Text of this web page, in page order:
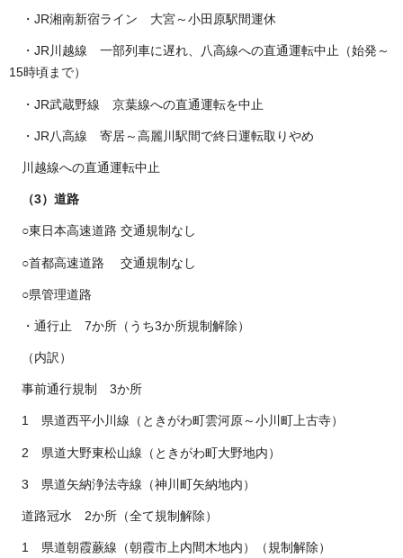
・JR湘南新宿ライン 大宮～小田原駅間運休
・JR川越線 一部列車に遅れ、八高線への直通運転中止（始発～
15時頃まで）
・JR武蔵野線 京葉線への直通運転を中止
・JR八高線 寄居～高麗川駅間で終日運転取りやめ
川越線への直通運転中止
（3）道路
○東日本高速道路 交通規制なし
○首都高速道路 交通規制なし
○県管理道路
・通行止 7か所（うち3か所規制解除）
（内訳）
事前通行規制 3か所
1 県道西平小川線（ときがわ町雲河原～小川町上古寺）
2 県道大野東松山線（ときがわ町大野地内）
3 県道矢納浄法寺線（神川町矢納地内）
道路冠水 2か所（全て規制解除）
1 県道朝霞蕨線（朝霞市上内間木地内）（規制解除）